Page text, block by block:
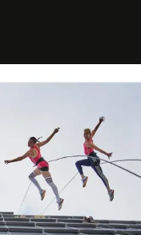
estas
limpias; ponen el